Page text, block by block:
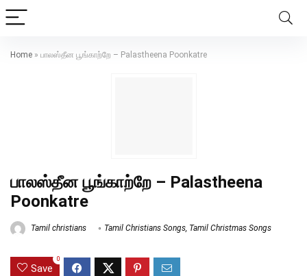
Home » பாலஸ்தீன பூங்காற்றே – Palastheena Poonkatre
பாலஸ்தீன பூங்காற்றே – Palastheena
Poonkatre
Tamil christians Tamil Christians Songs, Tamil Christmas Songs
Save
0